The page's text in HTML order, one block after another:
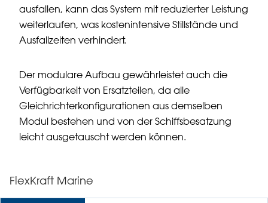
ausfallen, kann das System mit reduzierter Leistung
weiterlaufen, was kostenintensive Stillstände und
Ausfallzeiten verhindert.
Der modulare Aufbau gewährleistet auch die
Verfügbarkeit von Ersatzteilen, da alle
Gleichrichterkonfigurationen aus demselben
Modul bestehen und von der Schiffsbesatzung
leicht ausgetauscht werden können.
FlexKraft Marine